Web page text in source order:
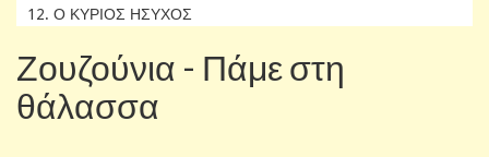
12. Ο ΚΥΡΙΟΣ ΗΣΥΧΟΣ
Ζουζούνια - Πάμε στη
θάλασσα